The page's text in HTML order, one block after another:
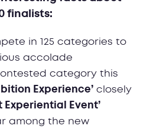
finalists:
in 125 categories to
accolade
category this
Experience’ closely
Experiential Event’
among the new